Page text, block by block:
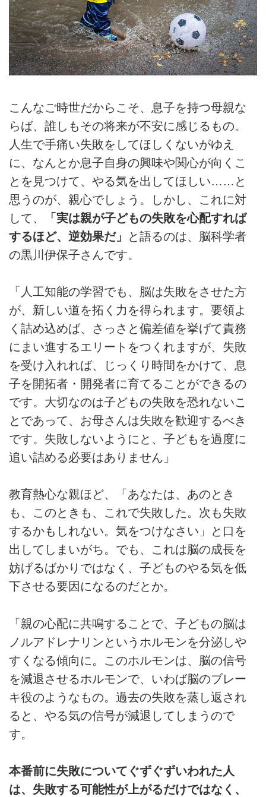
こんなご時世だからこそ、息子を持つ母親な
らば、誰しもその将来が不安に感じるもの。
人生で手痛い失敗をしてほしくないがゆえ
に、なんとか息子自身の興味や関心が向くこ
とを見つけて、やる気を出してほしい……と
思うのが、親心でしょう。しかし、これに対
して、
「実は親が子どもの失敗を心配すれば
するほど、逆効果だ」
と語るのは、脳科学者
の黒川伊保子さんです。
「人工知能の学習でも、脳は失敗をさせた方
が、新しい道を拓く力を得られます。要領よ
く詰め込めば、さっさと偏差値を挙げて責務
にまい進するエリートをつくれますが、失敗
を受け入れれば、じっくり時間をかけて、息
子を開拓者・開発者に育てることができるの
です。大切なのは子どもの失敗を恐れないこ
とであって、お母さんは失敗を歓迎するべき
です。失敗しないようにと、子どもを過度に
追い詰める必要はありません」
教育熱心な親ほど、「あなたは、あのとき
も、このときも、これで失敗した。次も失敗
するかもしれない。気をつけなさい」と口を
出してしまいがち。でも、これは脳の成長を
妨げるばかりではなく、子どものやる気を低
下させる要因になるのだとか。
「親の心配に共鳴することで、子どもの脳は
ノルアドレナリンというホルモンを分泌しや
すくなる傾向に。このホルモンは、脳の信号
を減退させるホルモンで、いわば脳のブレー
キ役のようなもの。過去の失敗を蒸し返され
ると、やる気の信号が減退してしまうので
す。
本番前に失敗についてぐずぐずいわれた人
は、失敗する可能性が上がるだけではなく、